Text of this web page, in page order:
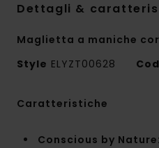
Dettagli &
Maglietta a maniche
Style ELYZT00628
Caratteristiche
Conscious by Nature: